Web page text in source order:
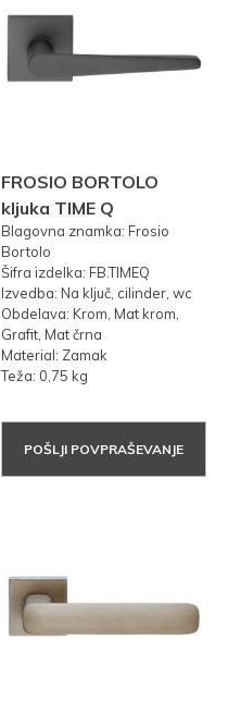
FROSIO BORTOLO
kljuka TIME Q
Blagovna znamka: Frosio
Bortolo
Šifra izdelka: FB.TIMEQ
Izvedba: Na ključ, cilinder, wc
Obdelava: Krom, Mat krom,
Grafit, Mat črna
Material: Zamak
Teža: 0,75 kg
POŠLJI POVPRAŠEVANJE